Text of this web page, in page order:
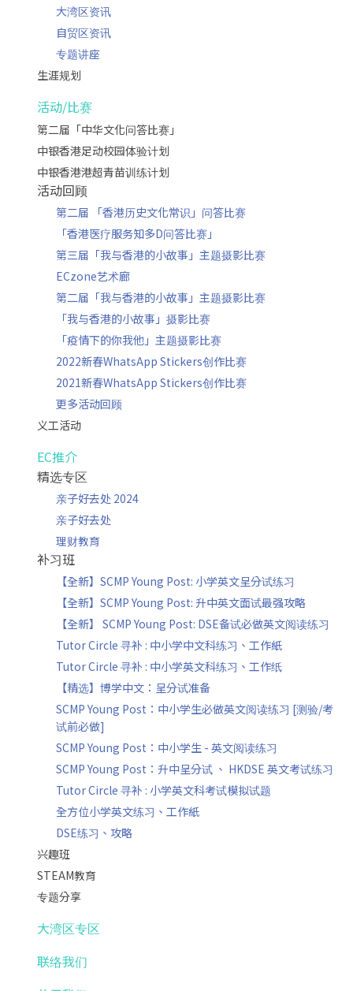
大湾区资讯
自贸区资讯
专题讲座
生涯规划
活动/比赛
第二届「中华文化问答比赛」
中银香港足动校园体验计划
中银香港港超青苗训练计划
活动回顾
第二届 「香港历史文化常识」问答比赛
「香港医疗服务知多D问答比赛」
第三届「我与香港的小故事」主题摄影比赛
ECzone艺术廊
第二届「我与香港的小故事」主题摄影比赛
「我与香港的小故事」摄影比赛
「疫情下的你我他」主题摄影比赛
2022新春WhatsApp Stickers创作比赛
2021新春WhatsApp Stickers创作比赛
更多活动回顾
义工活动
EC推介
精选专区
亲子好去处 2024
亲子好去处
理财教育
补习班
【全新】SCMP Young Post: 小学英文呈分试练习
【全新】SCMP Young Post: 升中英文面试最强攻略
【全新】 SCMP Young Post: DSE备试必做英文阅读练习
Tutor Circle 寻补 : 中小学中文科练习、工作紙
Tutor Circle 寻补 : 中小学英文科练习、工作纸
【精选】博学中文：呈分试准备
SCMP Young Post：中小学生必做英文阅读练习 [测验/考
试前必做]
SCMP Young Post：中小学生 - 英文阅读练习
SCMP Young Post：升中呈分试 、 HKDSE 英文考试练习
Tutor Circle 寻补 : 小学英文科考试模拟试题
全方位小学英文练习、工作紙
DSE练习、攻略
兴趣班
STEAM教育
专题分享
大湾区专区
联络我们